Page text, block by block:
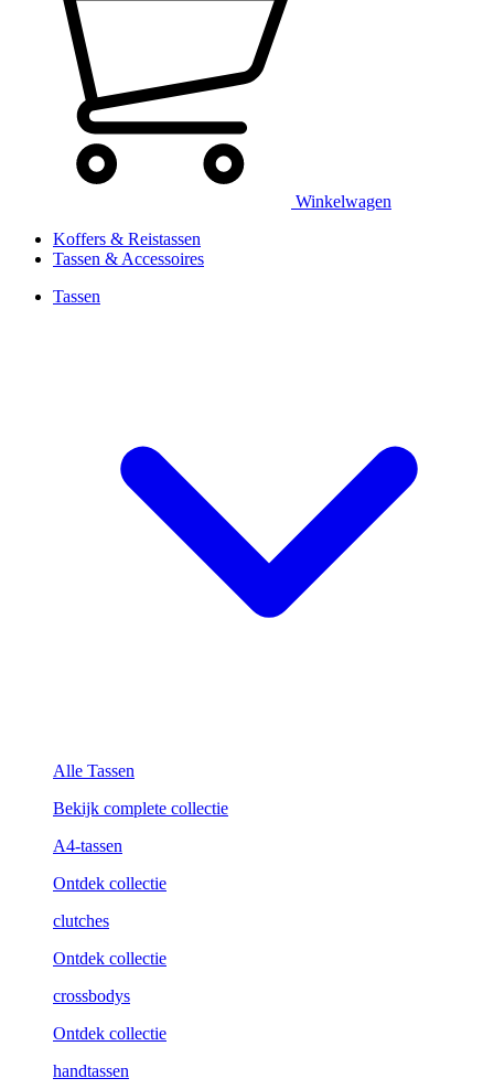
Winkelwagen
Koffers & Reistassen
Tassen & Accessoires
Tassen
Alle Tassen
Bekijk complete collectie
A4-tassen
Ontdek collectie
clutches
Ontdek collectie
crossbodys
Ontdek collectie
handtassen